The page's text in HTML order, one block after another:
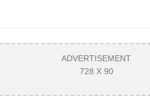
ADVERTISEMENT
728 X 90